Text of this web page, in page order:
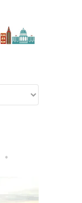
•